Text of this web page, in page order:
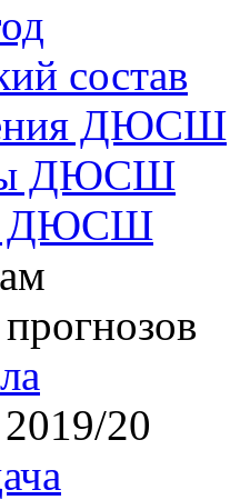
состав
ДЮСШ
ДЮСШ
ДЮСШ
20